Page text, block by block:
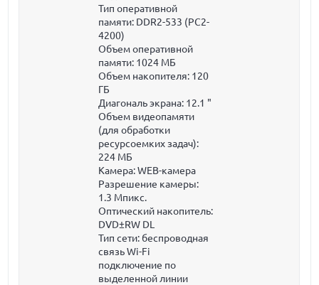
Тип оперативной
памяти: DDR2-533 (PC2-
4200)
Объем оперативной
памяти: 1024 МБ
Объем накопителя: 120
ГБ
Диагональ экрана: 12.1 "
Объем видеопамяти
(для обработки
ресурсоемких задач):
224 МБ
Камера: WEB-камера
Разрешение камеры:
1.3 Мпикс.
Оптический накопитель:
DVD±RW DL
Тип сети: беспроводная
связь Wi-Fi
подключение по
выделенной линии